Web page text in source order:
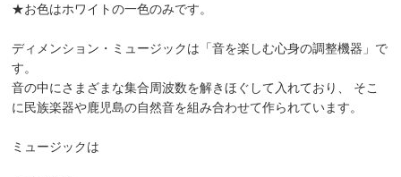
★お色はホワイトの一色のみです。
ディメンション・ミュージックは「音を楽しむ心身の調整機器」で
す。
音の中にさまざまな集合周波数を解きほぐして入れており、 そこ
に⺠族楽器や鹿児島の自然音を組み合わせて作られています。
ミュージックは